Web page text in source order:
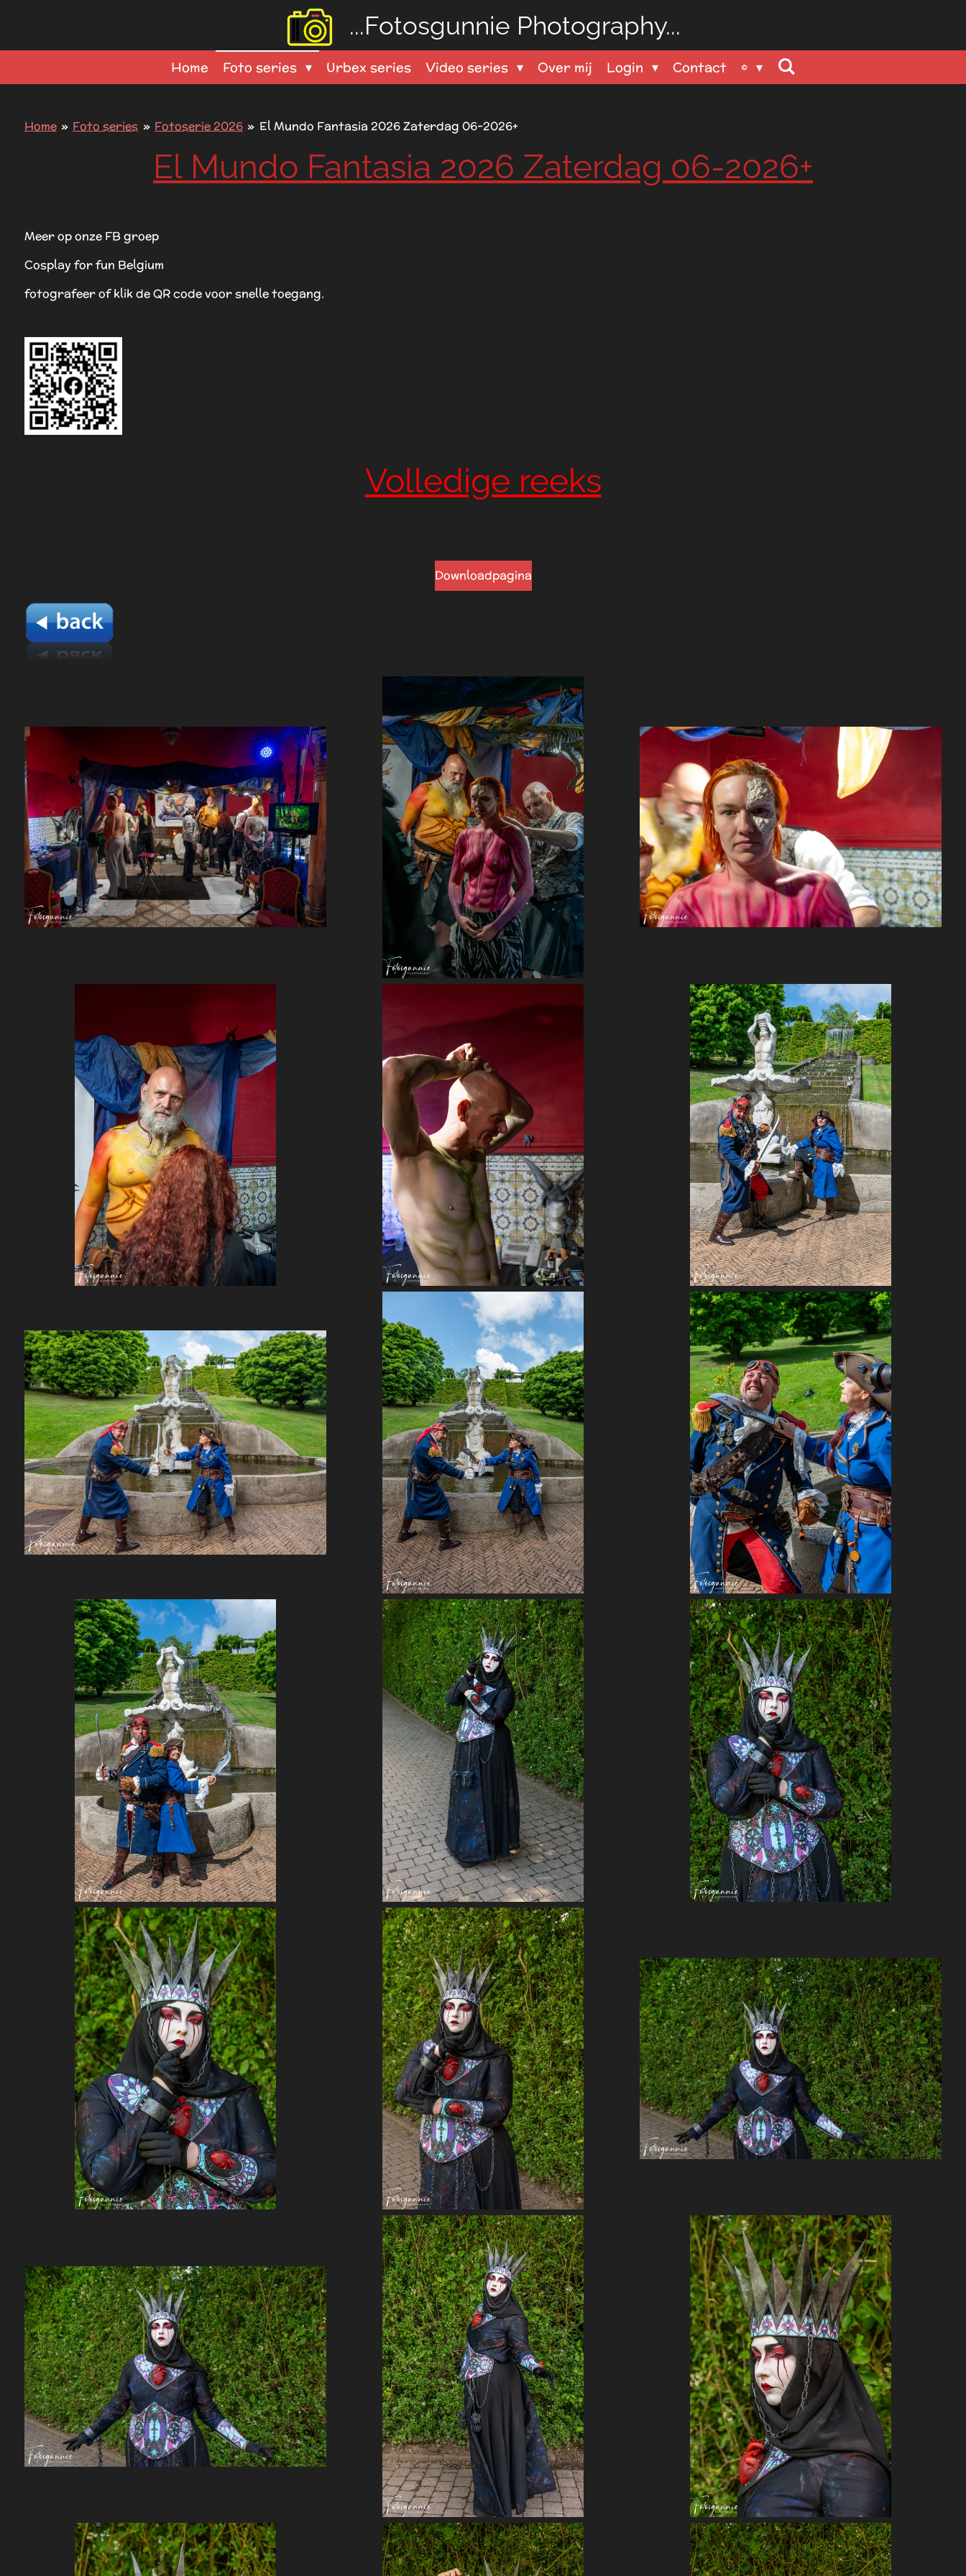
naar
hoofdinhoud
...Fotosgunnie Photography...
Home Foto series Urbex series Video series Over mij Login Contact ©
Home » Foto series » Fotoserie 2026 » El Mundo Fantasia 2026 Zaterdag 06-2026+
El Mundo Fantasia 2026 Zaterdag 06-2026+
Meer op onze FB groep
Cosplay for fun Belgium
fotografeer of klik de QR code voor snelle toegang.
Volledige reeks
Downloadpagina